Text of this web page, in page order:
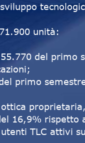
unità:
del primo
primo
16,9% rispetto
TLC attivi